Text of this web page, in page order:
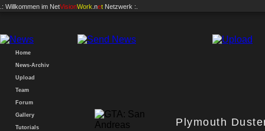
.: Willkommen im NetVisionWork .net Netzwerk :.
Home
News-Archiv
Upload
Team
Forum
Gallery
Tutorials Plymouth